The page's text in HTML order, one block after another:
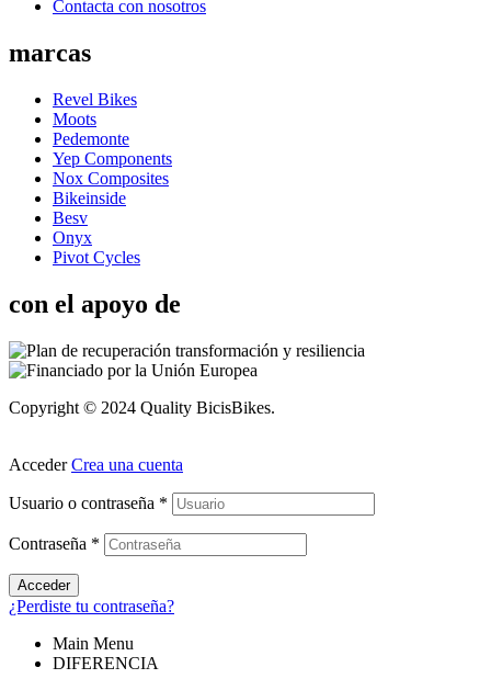
Contacta con nosotros
marcas
Revel Bikes
Moots
Pedemonte
Yep Components
Nox Composites
Bikeinside
Besv
Onyx
Pivot Cycles
con el apoyo de
Copyright © 2024 Quality BicisBikes.
Acceder Crea una cuenta
Usuario o contraseña *
Contraseña *
Acceder
¿Perdiste tu contraseña?
Main Menu
DIFERENCIA